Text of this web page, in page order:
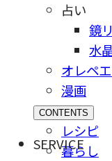
占い
鏡
水
オレペ
漫画
CONTENTS
レシピ
暮らし
SERVICE